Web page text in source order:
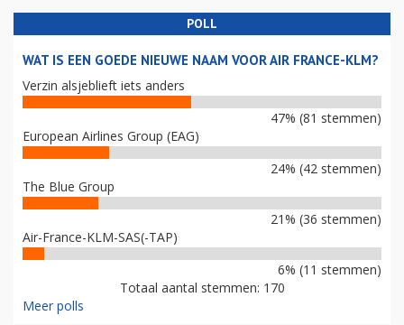
POLL
WAT IS EEN GOEDE NIEUWE NAAM VOOR AIR FRANCE-KLM?
Verzin alsjeblieft iets anders
47% (81 stemmen)
European Airlines Group (EAG)
24% (42 stemmen)
The Blue Group
21% (36 stemmen)
Air-France-KLM-SAS(-TAP)
6% (11 stemmen)
Totaal aantal stemmen: 170
Meer polls